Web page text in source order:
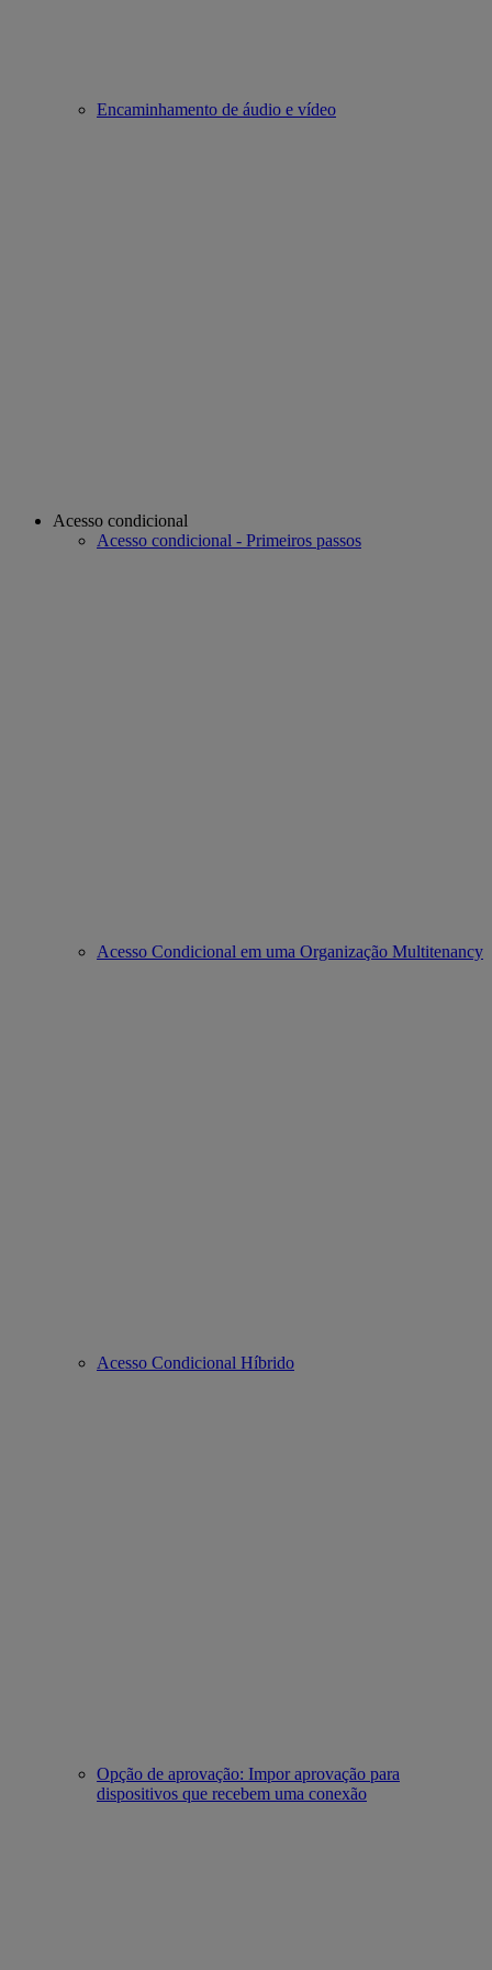
Encaminhamento de áudio e vídeo
Acesso condicional
Acesso condicional - Primeiros passos
Acesso Condicional em uma Organização Multitenancy
Acesso Condicional Híbrido
Opção de aprovação: Impor aprovação para
dispositivos que recebem uma conexão